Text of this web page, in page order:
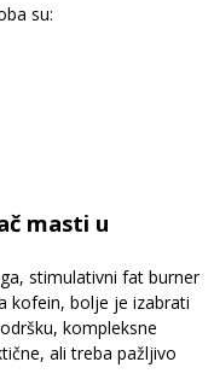
su:
masti u
stimulativni fat burner
kofein, bolje je izabrati
kompleksne
ali treba pažljivo